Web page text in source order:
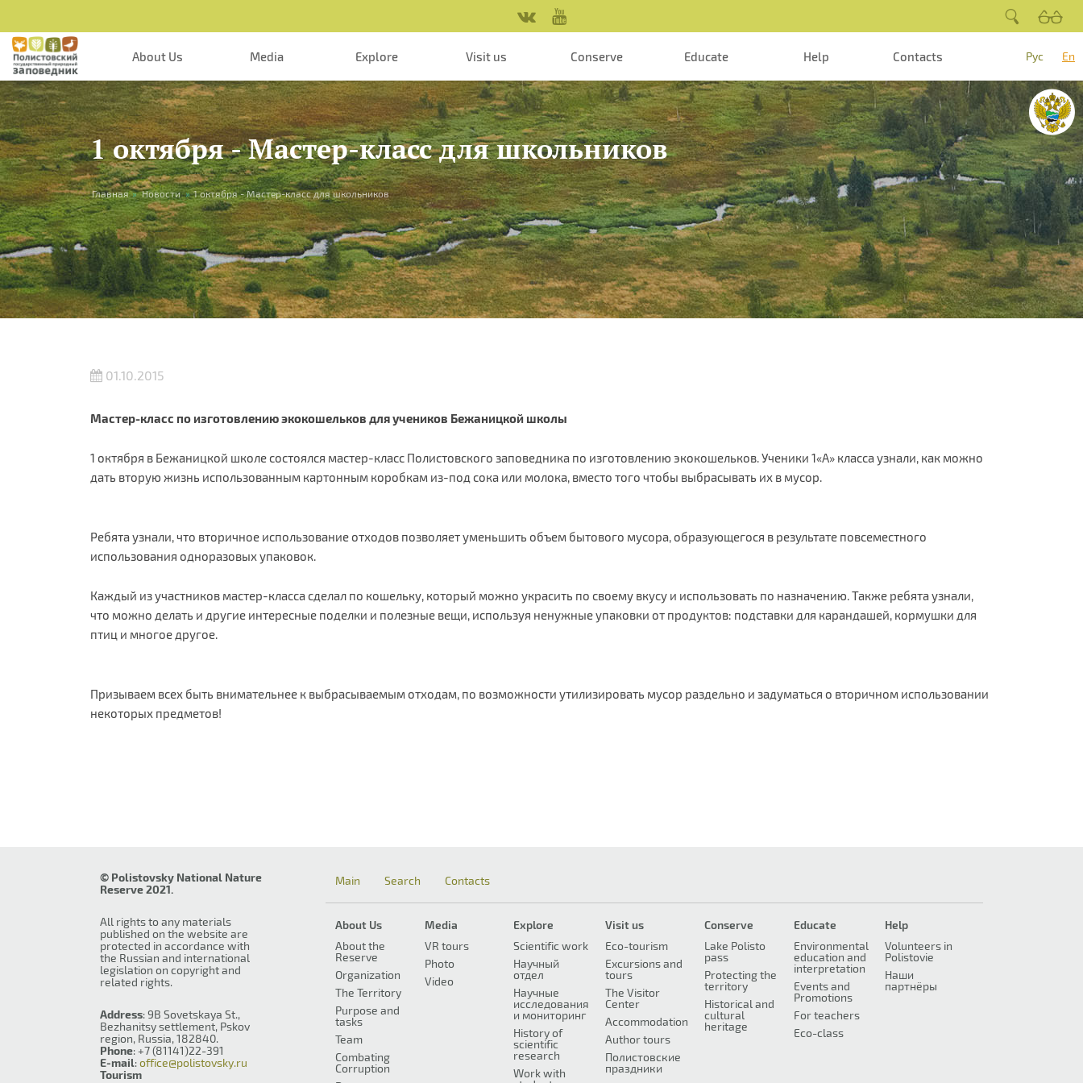
About Us Media Explore Visit us Conserve Educate Help Contacts Рус En
1 октября - Мастер-класс для школьников
You are here
Главная » Новости » 1 октября - Мастер-класс для школьников
01.10.2015
Мастер-класс по изготовлению экокошельков для учеников Бежаницкой школы
1 октября в Бежаницкой школе состоялся мастер-класс Полистовского заповедника по изготовлению экокошельков. Ученики 1«А» класса узнали, как можно
дать вторую жизнь использованным картонным коробкам из-под сока или молока, вместо того чтобы выбрасывать их в мусор.
Ребята узнали, что вторичное использование отходов позволяет уменьшить объем бытового мусора, образующегося в результате повсеместного
использования одноразовых упаковок.
Каждый из участников мастер-класса сделал по кошельку, который можно украсить по своему вкусу и использовать по назначению. Также ребята узнали,
что можно делать и другие интересные поделки и полезные вещи, используя ненужные упаковки от продуктов: подставки для карандашей, кормушки для
птиц и многое другое.
Призываем всех быть внимательнее к выбрасываемым отходам, по возможности утилизировать мусор раздельно и задуматься о вторичном использовании
некоторых предметов!
© Polistovsky National Nature
Reserve 2021.
All rights to any materials
published on the website are
protected in accordance with
the Russian and international
legislation on copyright and
related rights.
Address: 9B Sovetskaya St.,
Bezhanitsy settlement, Pskov
region, Russia, 182840.
Phone: +7 (81141)22-391
E-mail:office@polistovsky.ru
Tourism
Main Search Contacts
About Us
About the
Reserve
Organization
The Territory
Purpose and
tasks
Team
Combating
Corruption
Media
VR tours
Photo
Video
Explore
Scientific work
Научный
отдел
Научные
исследования
и мониторинг
History of
scientific
research
Work with
Visit us
Eco-tourism
Excursions and
tours
The Visitor
Center
Accommodation
Author tours
Полистовские
праздники
Conserve
Lake Polisto
pass
Protecting the
territory
Historical and
cultural
heritage
Educate
Environmental
education and
interpretation
Events and
Promotions
For teachers
Eco-class
Help
Volunteers in
Polistovie
Наши
партнёры